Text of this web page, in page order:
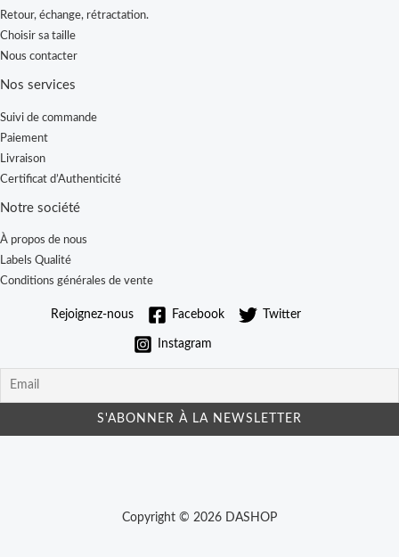
Retour, échange, rétractation.
Choisir sa taille
Nous contacter
Nos services
Suivi de commande
Paiement
Livraison
Certificat d’Authenticité
Notre société
À propos de nous
Labels Qualité
Conditions générales de vente
Rejoignez-nous Facebook Twitter
Instagram
Copyright © 2026 DASHOP